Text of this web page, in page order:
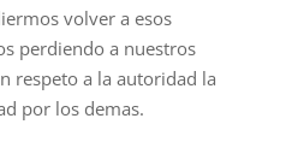
volver a esos
perdiendo a nuestros
respeto a la autoridad la
por los demas.